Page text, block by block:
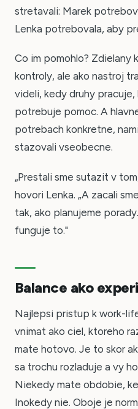
stretavali: Marek
Lenka potrebovala, aby
Co im pomohlo? Zdielany
kontroly, ale ako nastroj
videli, kedy druhy
potrebuje pomoc. A
potrebach konkretne,
stazovali vseobecne.
„Prestali sme sutazit v
hovori Lenka. „A zacali
tak, ako planujeme
funguje to."
Balance ako
Najlepsi pristup k work-
vnimat ako ciel, ktoreho
mate hotovo. Je to skor
sa trochu rozladuje a vy
Niekedy mate obdobie,
Inokedy nie. Oboje je